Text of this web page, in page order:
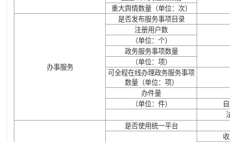
重大舆情数量（单位：次）
办事服务
是否发布服务事项目录
注册用户数
（单位：个）
政务服务事项数量
（单位：项）
可全程在线办理政务服务事项
数量（单位：项）
办件量
（单位：件）
是否使用统一平台